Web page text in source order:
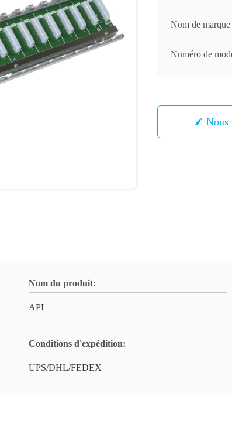
Nom de marque
Numéro de
Nous
Nom du produit:
API
Conditions d'expédition:
UPS/DHL/FEDEX